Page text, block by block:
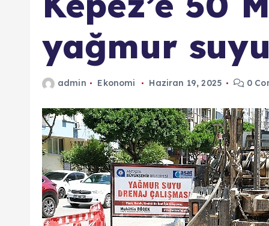
yağmur suyu
admin Ekonomi Haziran 19, 2025 0